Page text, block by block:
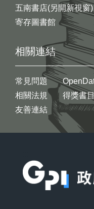
五南書店(另開新視窗)
寄存圖書館
相關連結
常見問題
相關法規
友善連結
得獎書